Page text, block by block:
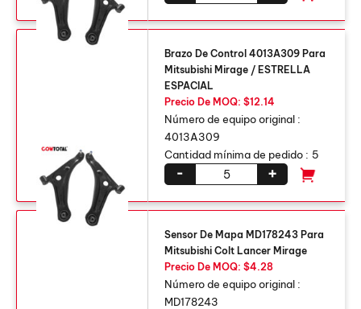
Brazo De Control 4013A309 Para
Mitsubishi Mirage / ESTRELLA
ESPACIAL
Precio De MOQ: $12.14
Número de equipo original :
4013A309
Cantidad mínima de pedido : 5
+
-
Sensor De Mapa MD178243 Para
Mitsubishi Colt Lancer Mirage
Precio De MOQ: $4.28
Número de equipo original :
MD178243